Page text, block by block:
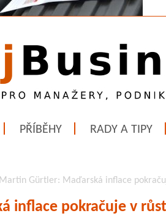
PŘÍBĚHY RADY A TIPY
Martin Gürtler: Maďarská inflace
inflace pokračuje v